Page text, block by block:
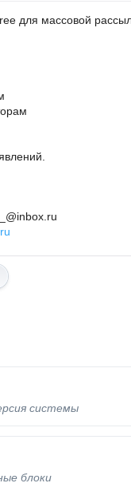
для массовой
системы
блоки